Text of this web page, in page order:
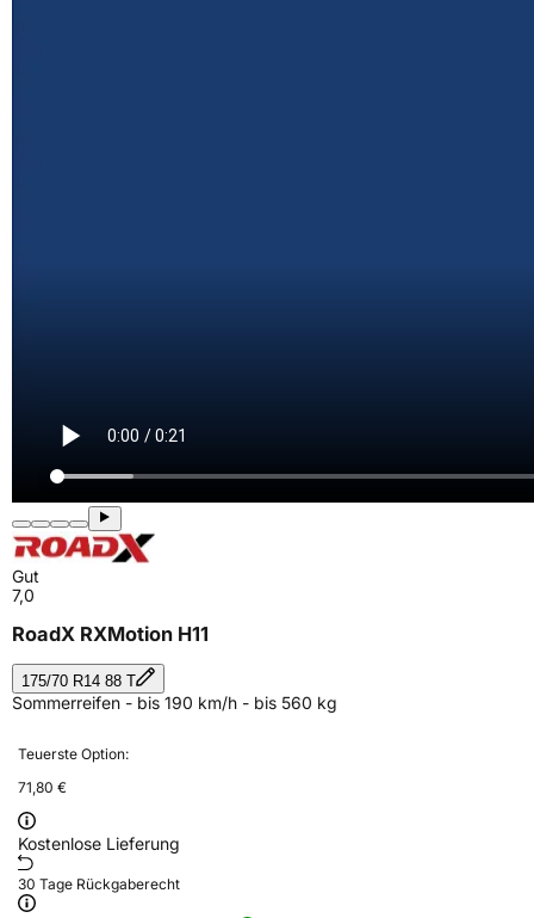
Gut
7,0
RoadX RXMotion H11
175/70 R14 88 T
Sommerreifen - bis 190 km/h - bis 560 kg
Teuerste Option:
71,80 €
Kostenlose Lieferung
30 Tage Rückgaberecht